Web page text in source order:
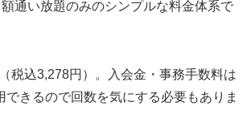
通い放題のみのシンプルな料金体系で
税込3,278円）。入会金・事務手数料は
できるので回数を気にする必要もありま